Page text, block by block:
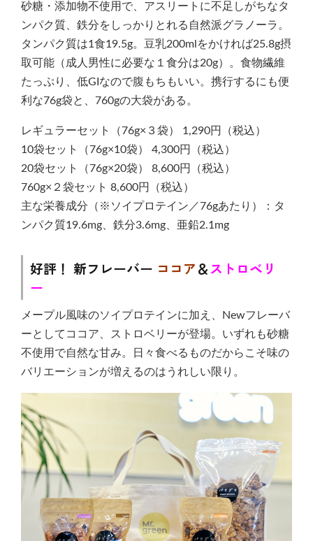
砂糖・添加物不使用で、アスリートに不足しがちなタ
ンパク質、鉄分をしっかりとれる自然派グラノーラ。
タンパク質は1食19.5g。豆乳200mlをかければ25.8g摂
取可能（成人男性に必要な１食分は20g）。食物繊維
たっぷり、低GIなので腹もちもいい。携行するにも便
利な76g袋と、760gの大袋がある。
レギュラーセット（76g×３袋） 1,290円（税込）
10袋セット（76g×10袋） 4,300円（税込）
20袋セット（76g×20袋） 8,600円（税込）
760g×２袋セット 8,600円（税込）
主な栄養成分（※ソイプロテイン／76gあたり）：タ
ンパク質19.6mg、鉄分3.6mg、亜鉛2.1mg
好評！ 新フレーバー ココア＆ストロベリ
ー
メープル風味のソイプロテインに加え、Newフレーバ
ーとしてココア、ストロベリーが登場。いずれも砂糖
不使用で自然な甘み。日々食べるものだからこそ味の
バリエーションが増えるのはうれしい限り。